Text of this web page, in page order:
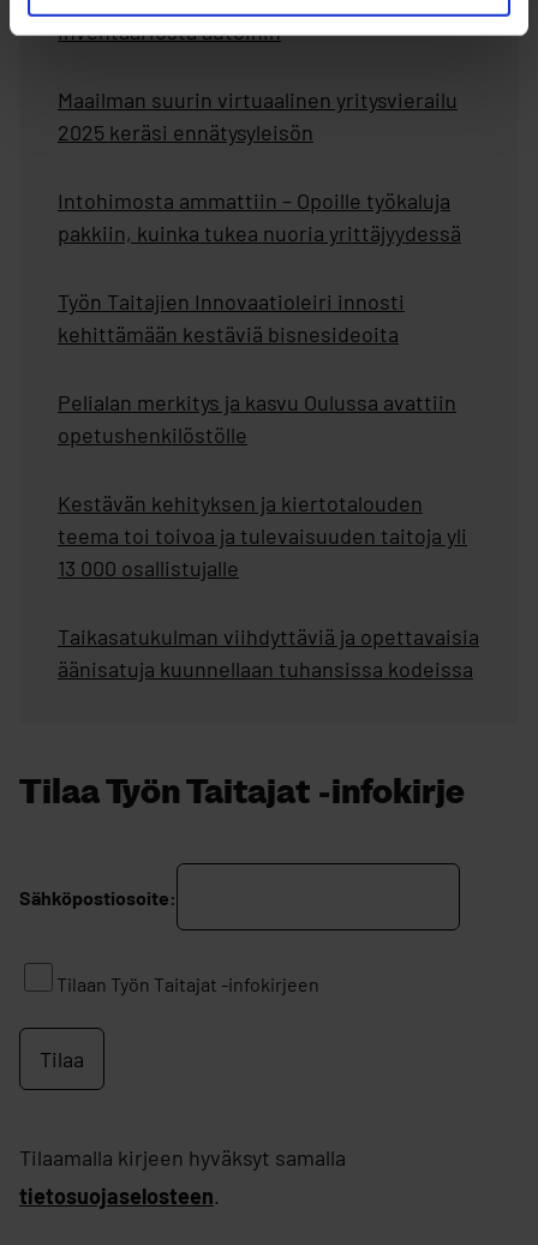
inventaariosta autoihin
Maailman suurin virtuaalinen yritysvierailu
2025 keräsi ennätysyleisön
Intohimosta ammattiin – Opoille työkaluja
pakkiin, kuinka tukea nuoria yrittäjyydessä
Työn Taitajien Innovaatioleiri innosti
kehittämään kestäviä bisnesideoita
Pelialan merkitys ja kasvu Oulussa avattiin
opetushenkilöstölle
Kestävän kehityksen ja kiertotalouden
teema toi toivoa ja tulevaisuuden taitoja yli
13 000 osallistujalle
Taikasatukulman viihdyttäviä ja opettavaisia
äänisatuja kuunnellaan tuhansissa kodeissa
Tilaa Työn Taitajat -infokirje
Ohita upote: Tilaa Työn Taitajat -infokirje
Sähköpostiosoite:
Tilaan Työn Taitajat -infokirjeen
Tilaamalla kirjeen hyväksyt samalla
tietosuojaselosteen.